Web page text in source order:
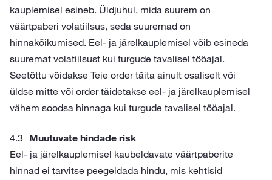
kauplemisel esineb. Üldjuhul, mida suurem on
väärtpaberi volatiilsus, seda suuremad on
hinnakõikumised. Eel- ja järelkauplemisel võib esineda
suuremat volatiilsust kui turgude tavalisel tööajal.
Seetõttu võidakse Teie order täita ainult osaliselt või
üldse mitte või order täidetakse eel- ja järelkauplemisel
vähem soodsa hinnaga kui turgude tavalisel tööajal.
Muutuvate hindade risk
Eel- ja järelkauplemisel kaubeldavate väärtpaberite
hinnad ei tarvitse peegeldada hindu, mis kehtisid